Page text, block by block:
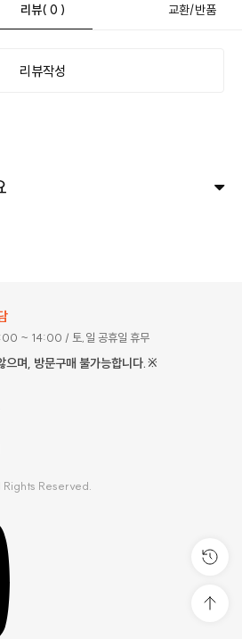
리뷰( 0 ) 교환/반품
리뷰작성
~ 14:00 / 토,일 공휴일 휴무
으며, 방문구매 불가능합니다.※
Reserved.